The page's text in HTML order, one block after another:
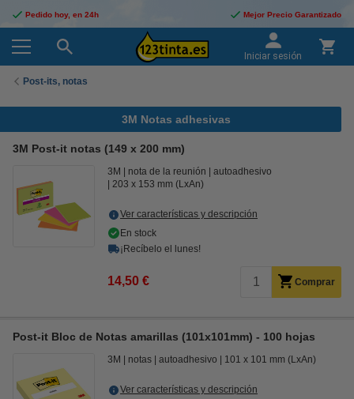
Pedido hoy, en 24h Mejor Precio Garantizado
Iniciar sesión
Post-its, notas
3M Notas adhesivas
3M Post-it notas (149 x 200 mm)
3M nota de la reunión
autoadhesivo
203 x 153 mm (LxAn)
Ver características y descripción
En stock
¡Recíbelo el lunes!
14,50 € Comprar
Post-it Bloc de Notas amarillas (101x101mm) - 100 hojas
3M notas autoadhesivo 101 x 101 mm (LxAn)
Ver características y descripción